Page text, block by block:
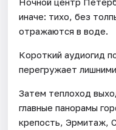
иначе: тихо, без
отражаются в воде.
Короткий аудиогид
перегружает
Затем теплоход
главные панорамы
крепость, Эрмитаж,